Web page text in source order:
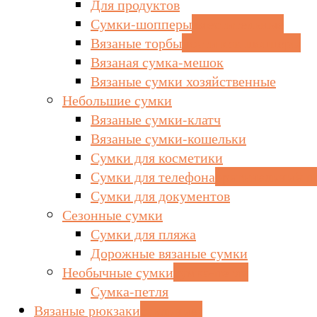
Для продуктов
Сумки-шопперы
Вязаные торбы
Вязаная сумка-мешок
Вязаные сумки хозяйственные
Небольшие сумки
Вязаные сумки-клатч
Вязаные сумки-кошельки
Сумки для косметики
Сумки для телефона
Сумки для документов
Сезонные сумки
Сумки для пляжа
Дорожные вязаные сумки
Необычные сумки
Сумка-петля
Вязаные рюкзаки